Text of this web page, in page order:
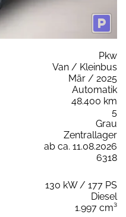
Pkw
Van / Kleinbus
Mär / 2025
Automatik
48.400 km
5
Grau
Zentrallager
ab ca. 11.08.2026
6318
130 kW / 177 PS
Diesel
1.997 cm³